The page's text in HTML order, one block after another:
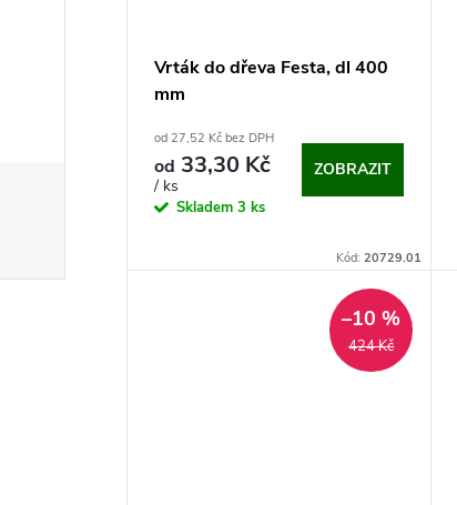
Vrták do dřeva Festa, dl 400
mm
od 27,52 Kč bez DPH
od 33,30 Kč
/ ks
Skladem 3 ks
ZOBRAZIT
Kód:20729.01
424 Kč
–10 %